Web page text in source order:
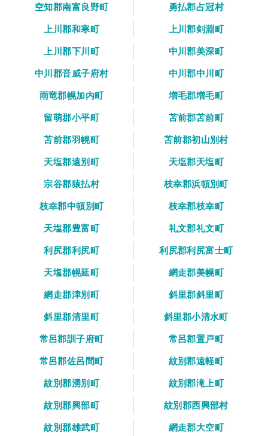
空知郡南富良野町
勇払郡占冠村
上川郡和寒町
上川郡剣淵町
上川郡下川町
中川郡美深町
中川郡音威子府村
中川郡中川町
雨竜郡幌加内町
増毛郡増毛町
留萌郡小平町
苫前郡苫前町
苫前郡羽幌町
苫前郡初山別村
天塩郡遠別町
天塩郡天塩町
宗谷郡猿払村
枝幸郡浜頓別町
枝幸郡中頓別町
枝幸郡枝幸町
天塩郡豊富町
礼文郡礼文町
利尻郡利尻町
利尻郡利尻富士町
天塩郡幌延町
網走郡美幌町
網走郡津別町
斜里郡斜里町
斜里郡清里町
斜里郡小清水町
常呂郡訓子府町
常呂郡置戸町
常呂郡佐呂間町
紋別郡遠軽町
紋別郡湧別町
紋別郡滝上町
紋別郡興部町
紋別郡西興部村
紋別郡雄武町
網走郡大空町